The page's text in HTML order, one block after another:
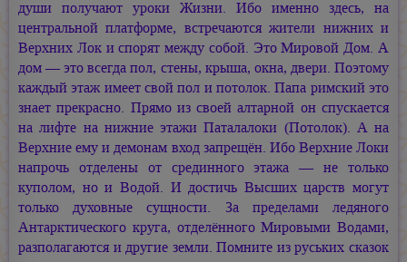
души получают уроки Жизни. Ибо именно здесь, на
центральной платформе, встречаются жители нижних и
Верхних Лок и спорят между собой. Это Мировой Дом. А
дом — это всегда пол, стены, крыша, окна, двери. Поэтому
каждый этаж имеет свой пол и потолок. Папа римский это
знает прекрасно. Прямо из своей алтарной он спускается
на лифте на нижние этажи Паталалоки (Потолок). А на
Верхние ему и демонам вход запрещён. Ибо Верхние Локи
напрочь отделены от срединного этажа — не только
куполом, но и Водой. И достичь Высших царств могут
только духовные сущности. За пределами ледяного
Антарктического круга, отделённого Мировыми Водами,
разполагаются и другие земли. Помните из руських сказок